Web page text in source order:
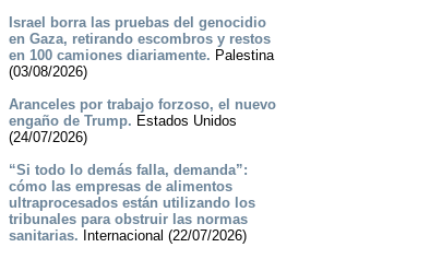
Israel borra las pruebas del genocidio
en Gaza, retirando escombros y restos
en 100 camiones diariamente. Palestina
(03/08/2026)
Aranceles por trabajo forzoso, el nuevo
engaño de Trump. Estados Unidos
(24/07/2026)
“Si todo lo demás falla, demanda”:
cómo las empresas de alimentos
ultraprocesados están utilizando los
tribunales para obstruir las normas
sanitarias. Internacional (22/07/2026)